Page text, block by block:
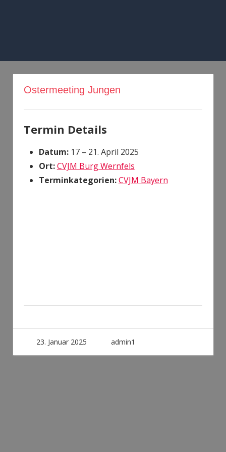
Ostermeeting Jungen
Termin Details
Datum: 17– 21. April 2025
Ort:CVJM Burg Wernfels
Terminkategorien:CVJM Bayern
23. Januar 2025 admin1